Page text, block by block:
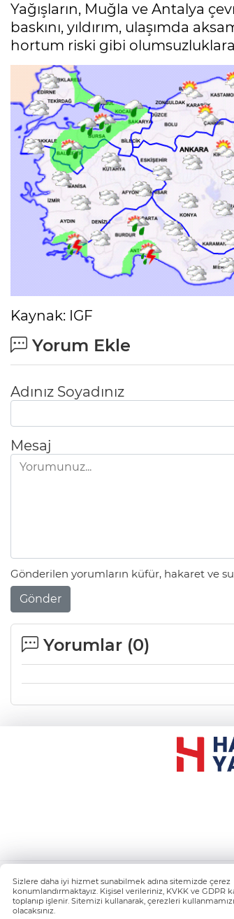
Yağışların, Muğla ve Antalya
baskını, yıldırım, ulaşımda
hortum riski gibi
Kaynak: IGF
Yorum Ekle
Adınız Soyadınız
Mesaj
Gönderilen yorumların küfür, hakaret ve
Gönder
Yorumlar (0)
Sizlere daha iyi hizmet sunabilmek adına sitemizde çerez
konumlandırmaktayız. Kişisel verileriniz, KVKK ve GDPR
toplanıp işlenir. Sitemizi kullanarak, çerezleri
olacaksınız.